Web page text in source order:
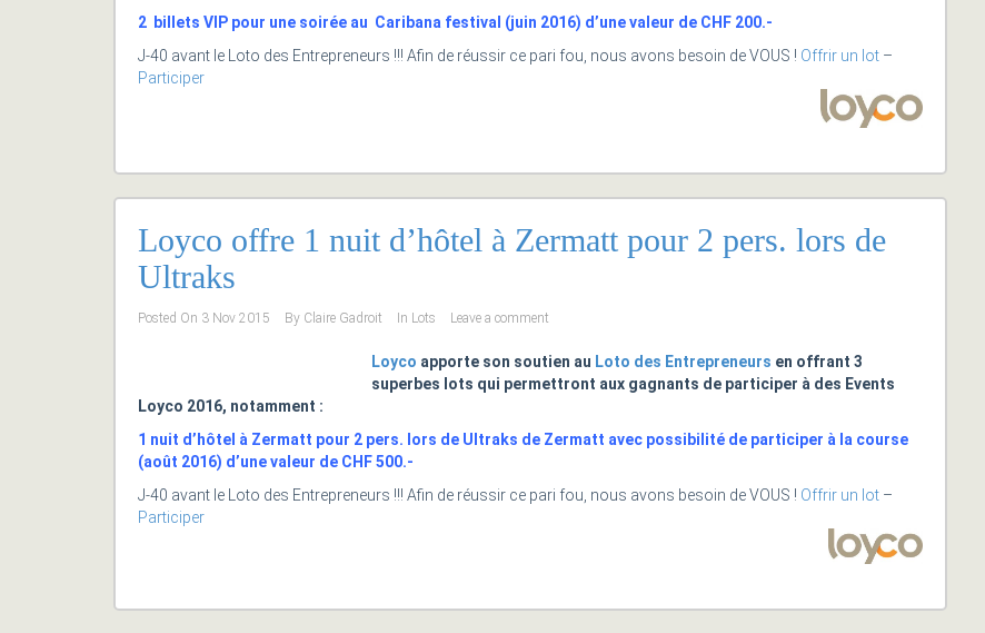
2 billets VIP pour une soirée au Caribana festival (juin 2016) d’une valeur de CHF 200.-
J-40 avant le Loto des Entrepreneurs !!! Afin de réussir ce pari fou, nous avons besoin de VOUS ! Offrir un lot –
Participer
Loyco offre 1 nuit d’hôtel à Zermatt pour 2 pers. lors de
Ultraks
Posted On 3 Nov 2015 By Claire Gadroit In Lots Leave a comment
Loyco apporte son soutien au Loto des Entrepreneurs en offrant 3
superbes lots qui permettront aux gagnants de participer à des Events
Loyco 2016, notamment :
1 nuit d’hôtel à Zermatt pour 2 pers. lors de Ultraks de Zermatt avec possibilité de participer à la course
(août 2016) d’une valeur de CHF 500.-
J-40 avant le Loto des Entrepreneurs !!! Afin de réussir ce pari fou, nous avons besoin de VOUS ! Offrir un lot –
Participer